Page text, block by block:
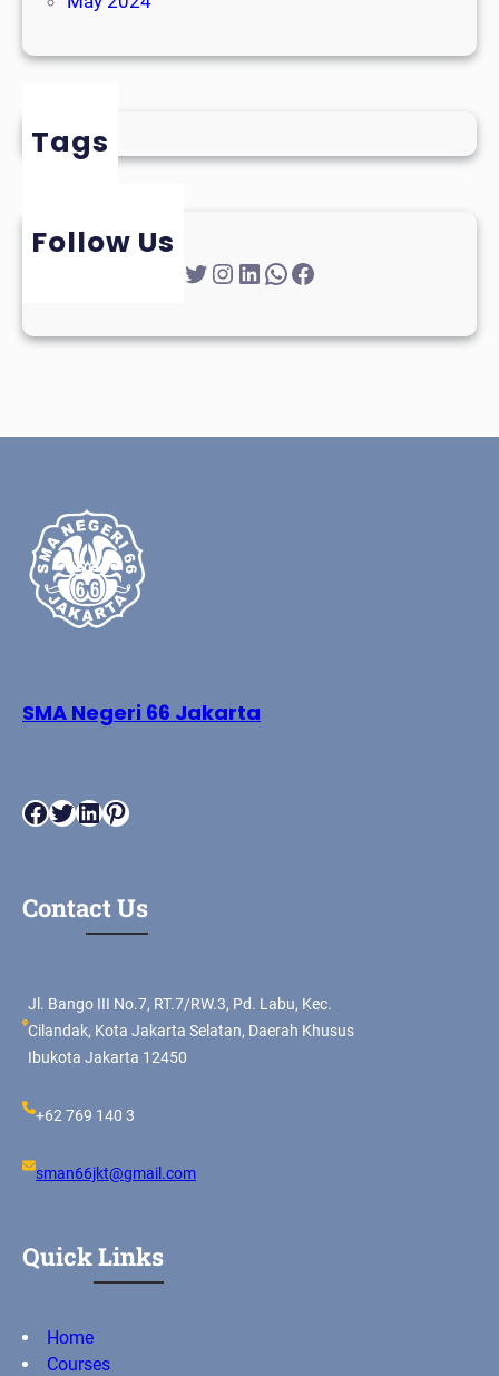
Tags
Follow Us
Twitter Instagram LinkedIn WhatsApp Facebook
SMA Negeri 66 Jakarta
Facebook Twitter LinkedIn Pinterest
Contact Us
Jl. Bango III No.7, RT.7/RW.3, Pd. Labu, Kec.
Cilandak, Kota Jakarta Selatan, Daerah Khusus
Ibukota Jakarta 12450
+62 769 140 3
sman66jkt@gmail.com
Quick Links
Home
Courses